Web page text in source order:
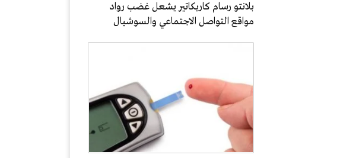
بلانتو رسام كاريكاتير يشعل غضب رواد
مواقع التواصل الاجتماعي والسوشيال